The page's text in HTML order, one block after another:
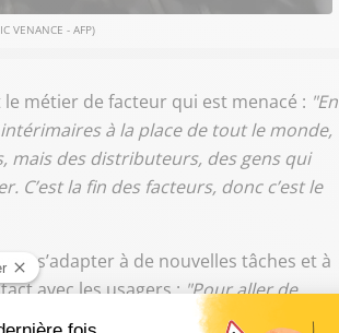
- AFP)
métier de facteur qui est menacé : "En
à la place de tout le monde,
mais des distributeurs, des gens qui
la fin des facteurs, donc c’est le
s’adapter à de nouvelles tâches et à
avec les usagers :"Pour aller de
le temps de dire bonjour, parce que